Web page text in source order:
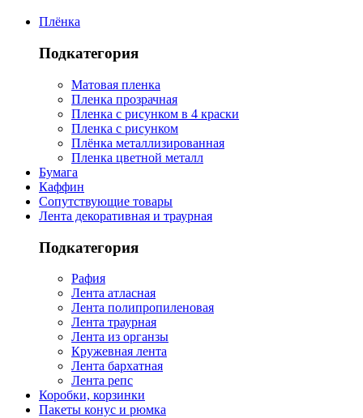
Плёнка
Подкатегория
Матовая пленка
Пленка прозрачная
Пленка с рисунком в 4 краски
Пленка с рисунком
Плёнка металлизированная
Пленка цветной металл
Бумага
Каффин
Сопутствующие товары
Лента декоративная и траурная
Подкатегория
Рафия
Лента атласная
Лента полипропиленовая
Лента траурная
Лента из органзы
Кружевная лента
Лента бархатная
Лента репс
Коробки, корзинки
Пакеты конус и рюмка